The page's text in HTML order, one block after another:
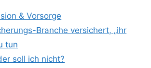
& Vorsorge
Branche versichert, „ihr
tun
soll ich nicht?